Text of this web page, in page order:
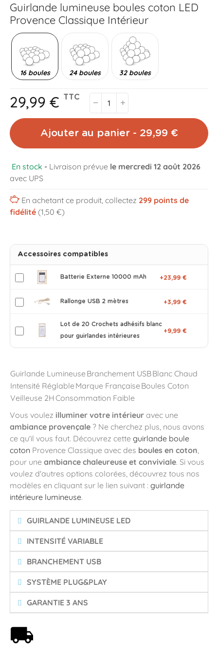
Guirlande lumineuse boules coton LED
Provence Classique Intérieur
16 boules 24 boules 32 boules
29,99 € TTC
Ajouter au panier - 29,99 €
En stock - Livraison prévue le mercredi 12 août 2026
avec UPS
En achetant ce produit, collectez 299points de
fidélité (1,50 €)
Accessoires compatibles
Batterie Externe 10000 mAh +23,99 €
Rallonge USB 2 mètres +3,99 €
Lot de 20 Crochets adhésifs blanc
pour guirlandes intérieures
+9,99 €
Guirlande Lumineuse Branchement USBBlanc Chaud
Intensité Réglable Marque Française Boules Coton
Veilleuse 2H Consommation Faible
Vous voulez illuminer votre intérieur avec une
ambiance provençale ? Ne cherchez plus, nous avons
ce qu'il vous faut. Découvrez cette guirlande boule
coton Provence Classique avec des boules en coton,
pour une ambiance chaleureuse et conviviale. Si vous
voulez d'autres options colorées, découvrez tous nos
modèles en cliquant sur le lien suivant : guirlande
intérieure lumineuse.
GUIRLANDE LUMINEUSE LED
INTENSITÉ VARIABLE
BRANCHEMENT USB
SYSTÈME PLUG&PLAY
GARANTIE 3 ANS